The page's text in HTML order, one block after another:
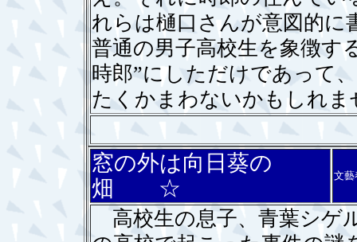
れらは樋口さんが意図的に
普通の男子高校生を象徴す
時郎”にしただけであって
たくかまわないかもしれま
窓の外は向日葵の
畑 ☆
文藝
高校生の息子、青葉シゲ